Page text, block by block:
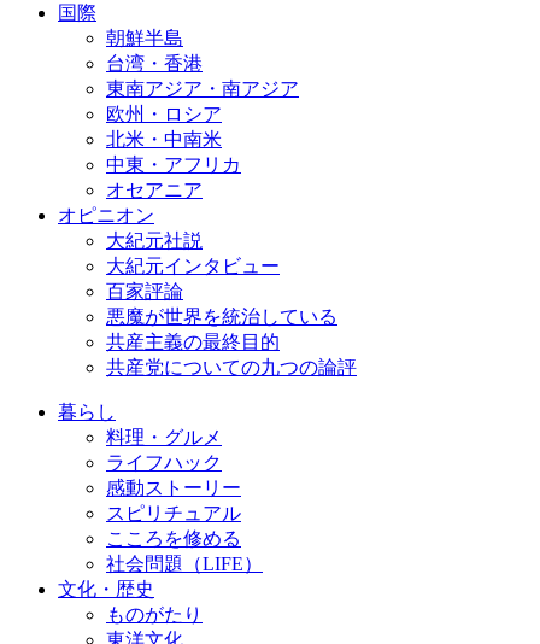
国際
朝鮮半島
台湾・香港
東南アジア・南アジア
欧州・ロシア
北米・中南米
中東・アフリカ
オセアニア
オピニオン
大紀元社説
大紀元インタビュー
百家評論
悪魔が世界を統治している
共産主義の最終目的
共産党についての九つの論評
暮らし
料理・グルメ
ライフハック
感動ストーリー
スピリチュアル
こころを修める
社会問題（LIFE）
文化・歴史
ものがたり